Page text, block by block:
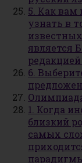
5. Как вам
узнать в
является
6.
1. Когда
близкий
самых